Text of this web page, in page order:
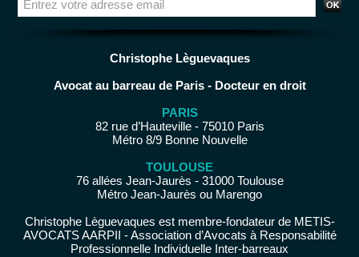
Christophe Lèguevaques
Avocat au barreau de Paris - Docteur en droit
PARIS
82 rue d’Hauteville - 75010 Paris
Métro 8/9 Bonne Nouvelle
TOULOUSE
76 allées Jean-Jaurès - 31000 Toulouse
Métro Jean-Jaurès ou Marengo
Christophe Lèguevaques est membre-fondateur de METIS-
AVOCATS AARPII - Association d’Avocats à Responsabilité
Professionnelle Individuelle Inter-barreaux